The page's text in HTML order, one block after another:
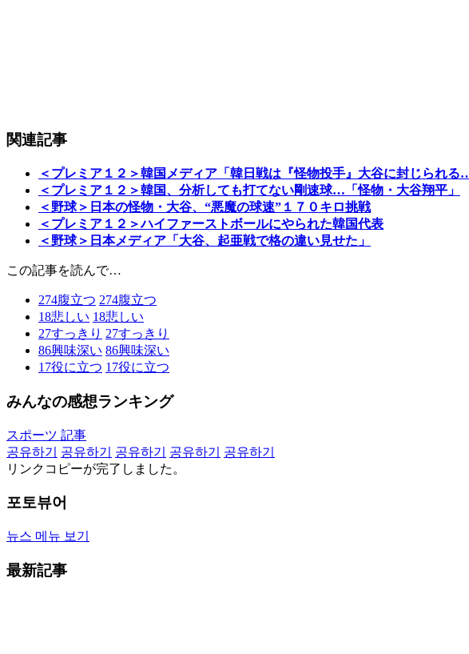
関連記事
＜プレミア１２＞韓国メディア「韓日戦は『怪物投手』大谷に封じられる
＜プレミア１２＞韓国、分析しても打てない剛速球…「怪物・大谷翔平」
＜野球＞日本の怪物・大谷、“悪魔の球速”１７０キロ挑戦
＜プレミア１２＞ハイファーストボールにやられた韓国代表
＜野球＞日本メディア「大谷、起亜戦で格の違い見せた」
この記事を読んで…
274腹立つ 274腹立つ
18悲しい 18悲しい
27すっきり 27すっきり
86興味深い 86興味深い
17役に立つ 17役に立つ
みんなの感想ランキング
スポーツ 記事
공유하기
공유하기 공유하기 공유하기
공유하기
リンクコピーが完了しました。
포토뷰어
뉴스 메뉴 보기
最新記事